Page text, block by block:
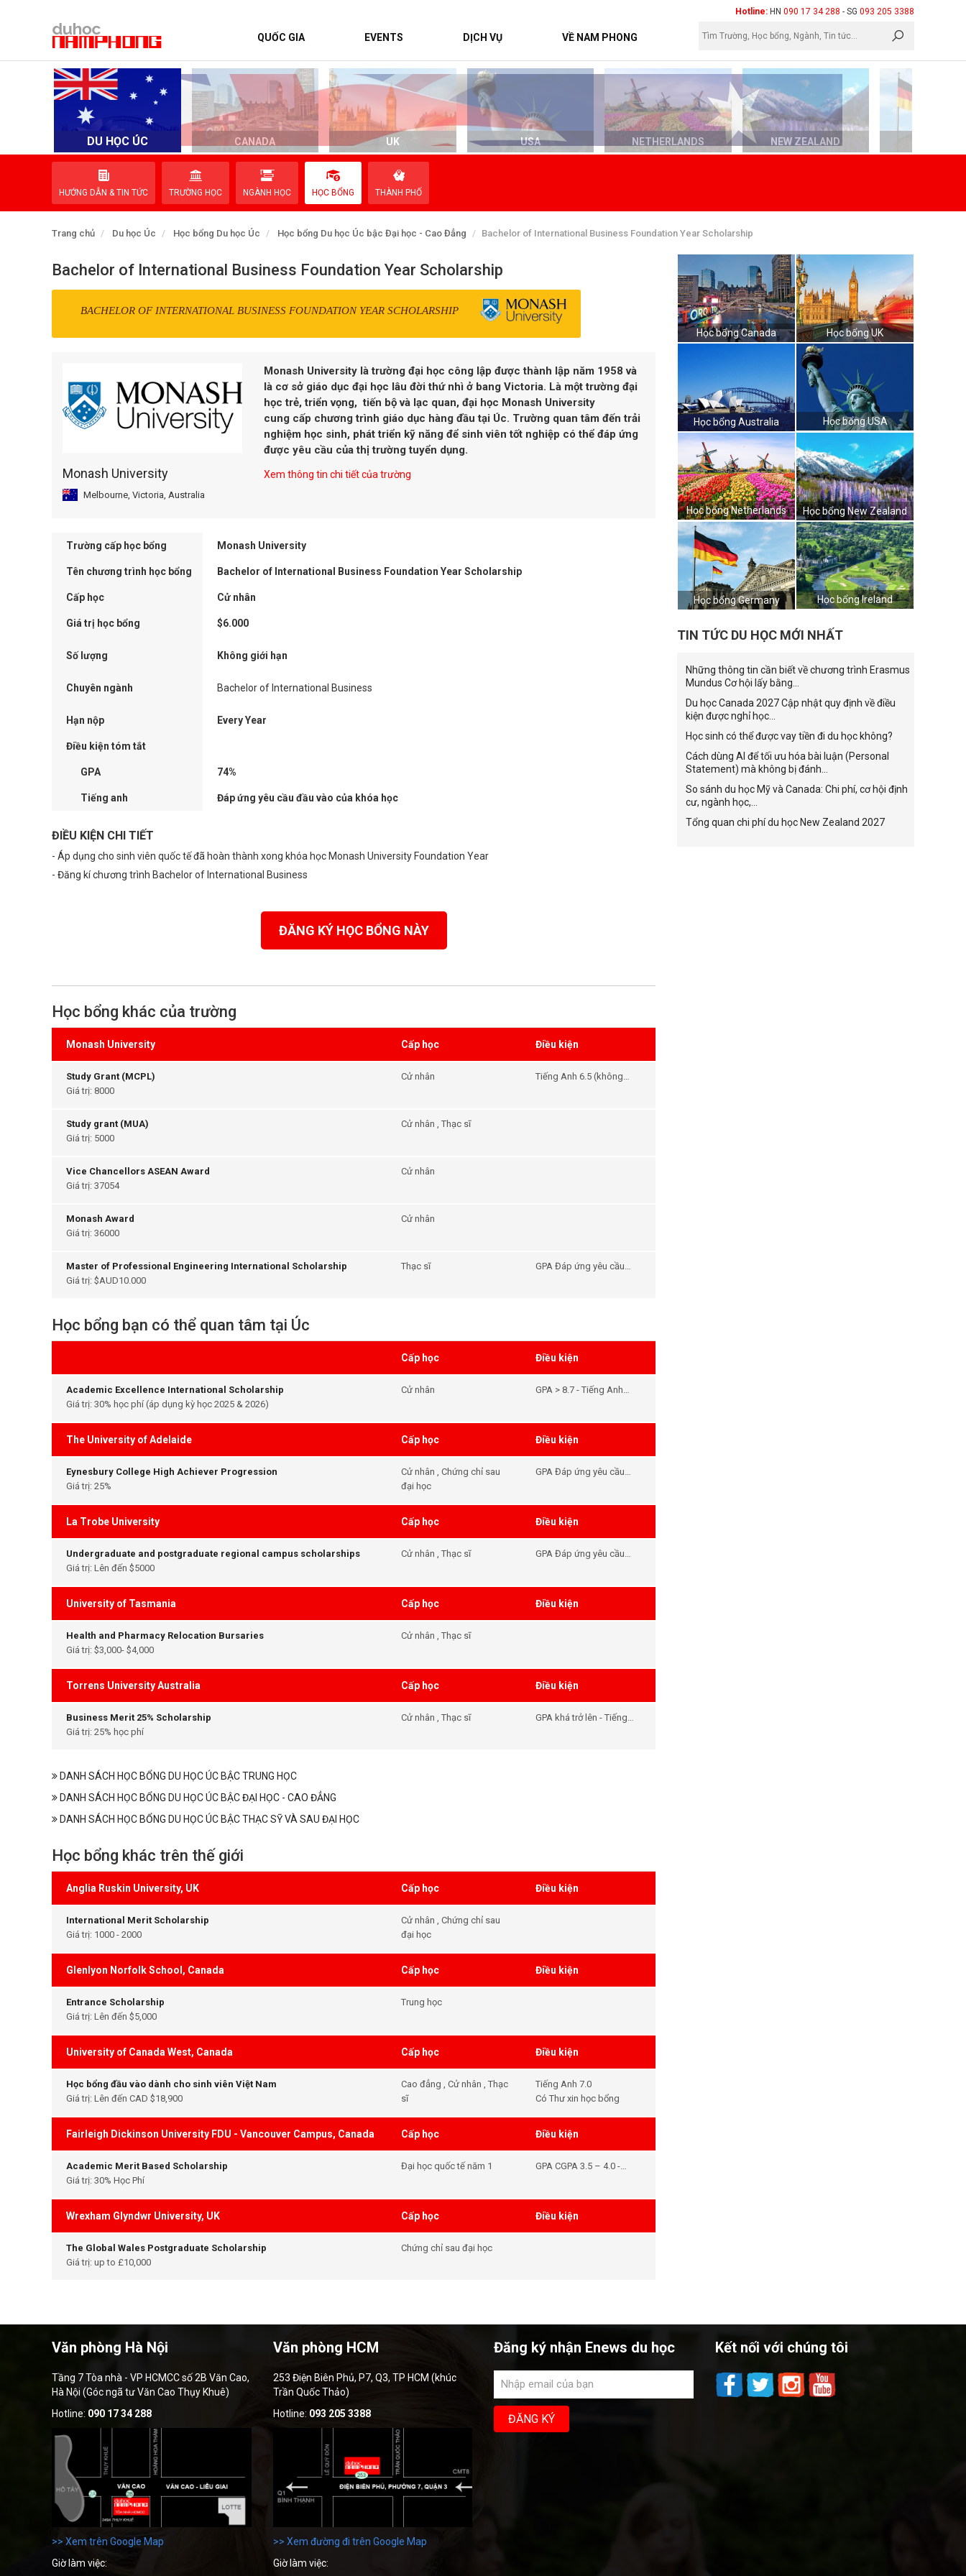
Hotline: HN 090 17 34 288 - SG 093 205 3388
QUỐC GIA EVENTS DỊCH VỤ VỀ NAM PHONG
DU HỌC ÚC CANADA UK USA NETHERLANDS NEW ZEALAND
HƯỚNG DẪN & TIN TỨC TRƯỜNG HỌC NGÀNH HỌC HỌC BỔNG THÀNH PHỐ
Trang chủ Du học Úc Học bổng Du học Úc Học bổng Du học Úc bậc Đại học - Cao Đẳng Bachelor of International Business Foundation Year Scholarship
Bachelor of International Business Foundation Year Scholarship
BACHELOR OF INTERNATIONAL BUSINESS FOUNDATION YEAR SCHOLARSHIP
Monash University
Melbourne, Victoria, Australia
Monash University là trường đại học công lập được thành lập năm 1958 và
là cơ sở giáo dục đại học lâu đời thứ nhì ở bang Victoria. Là một trường đại
học trẻ, triển vọng, tiến bộ và lạc quan, đại học Monash University
cung cấp chương trình giáo dục hàng đầu tại Úc. Trường quan tâm đến trải
nghiệm học sinh, phát triển kỹ năng để sinh viên tốt nghiệp có thể đáp ứng
được yêu cầu của thị trường tuyển dụng.
Xem thông tin chi tiết của trường
Trường cấp học bổng Monash University
Tên chương trình học bổng Bachelor of International Business Foundation Year Scholarship
Cấp học Cử nhân
Giá trị học bổng $6.000
Số lượng Không giới hạn
Chuyên ngành Bachelor of International Business
Hạn nộp Every Year
Điều kiện tóm tắt
GPA 74%
Tiếng anh Đáp ứng yêu cầu đầu vào của khóa học
ĐIỀU KIỆN CHI TIẾT
- Áp dụng cho sinh viên quốc tế đã hoàn thành xong khóa học Monash University Foundation Year
- Đăng kí chương trình Bachelor of International Business
ĐĂNG KÝ HỌC BỔNG NÀY
Học bổng khác của trường
Monash University Cấp học Điều kiện
Study Grant (MCPL)
Giá trị: 8000
Cử nhân
Tiếng Anh 6.5 (không
Study grant (MUA)
Giá trị: 5000
Cử nhân , Thạc sĩ
Vice Chancellors ASEAN Award
Giá trị: 37054
Cử nhân
Monash Award
Giá trị: 36000
Cử nhân
Master of Professional Engineering International Scholarship
Giá trị: $AUD10.000
Thạc sĩ
GPA Đáp ứng yêu cầu
Học bổng bạn có thể quan tâm tại Úc
Cấp học Điều kiện
Academic Excellence International Scholarship
Giá trị: 30% học phí (áp dụng kỳ học 2025 & 2026)
Cử nhân
GPA > 8.7 - Tiếng Anh
The University of Adelaide Cấp học Điều kiện
Eynesbury College High Achiever Progression
Giá trị: 25%
Cử nhân , Chứng chỉ sau
đại học
GPA Đáp ứng yêu cầu
cầu đầu vào của khóa
học
La Trobe University Cấp học Điều kiện
Undergraduate and postgraduate regional campus scholarships
Giá trị: Lên đến $5000
Cử nhân , Thạc sĩ
GPA Đáp ứng yêu cầu
cầu đầu vào của khóa
học
University of Tasmania Cấp học Điều kiện
Health and Pharmacy Relocation Bursaries
Giá trị: $3,000- $4,000
Cử nhân , Thạc sĩ
Torrens University Australia Cấp học Điều kiện
Business Merit 25% Scholarship
Giá trị: 25% học phí
Cử nhân , Thạc sĩ
GPA khá trở lên - Tiếng
DANH SÁCH HỌC BỔNG DU HỌC ÚC BẬC TRUNG HỌC
DANH SÁCH HỌC BỔNG DU HỌC ÚC BẬC ĐẠI HỌC - CAO ĐẲNG
DANH SÁCH HỌC BỔNG DU HỌC ÚC BẬC THẠC SỸ VÀ SAU ĐẠI HỌC
Học bổng khác trên thế giới
Anglia Ruskin University, UK Cấp học Điều kiện
International Merit Scholarship
Giá trị: 1000 - 2000
Cử nhân , Chứng chỉ sau
đại học
Glenlyon Norfolk School, Canada Cấp học Điều kiện
Entrance Scholarship
Giá trị: Lên đến $5,000
Trung học
University of Canada West, Canada Cấp học Điều kiện
Học bổng đầu vào dành cho sinh viên Việt Nam
Giá trị: Lên đến CAD $18,900
Cao đẳng , Cử nhân , Thạc
sĩ
Tiếng Anh 7.0
Có Thư xin học bổng
Fairleigh Dickinson University FDU - Vancouver Campus, Canada Cấp học Điều kiện
Academic Merit Based Scholarship
Giá trị: 30% Học Phí
Đại học quốc tế năm 1
GPA CGPA 3.5 – 4.0 -
Wrexham Glyndwr University, UK Cấp học Điều kiện
The Global Wales Postgraduate Scholarship
Giá trị: up to £10,000
Chứng chỉ sau đại học
Học bổng Canada Học bổng UK
Học bổng Australia Học bổng USA
Học bổng Netherlands Học bổng New Zealand
Học bổng Germany Học bổng Ireland
TIN TỨC DU HỌC MỚI NHẤT
Những thông tin cần biết về chương trình Erasmus
Mundus Cơ hội lấy bằng...
Du học Canada 2027 Cập nhật quy định về điều
kiện được nghỉ học...
Học sinh có thể được vay tiền đi du học không?
Cách dùng AI để tối ưu hóa bài luận (Personal
Statement) mà không bị đánh...
So sánh du học Mỹ và Canada: Chi phí, cơ hội định
cư, ngành học,...
Tổng quan chi phí du học New Zealand 2027
Văn phòng Hà Nội
Tầng 7 Tòa nhà - VP HCMCC số 2B Văn Cao,
Hà Nội (Góc ngã tư Văn Cao Thụy Khuê)
Hotline: 090 17 34 288
>> Xem trên Google Map
Giờ làm việc:
Văn phòng HCM
253 Điện Biên Phủ, P7, Q3, TP HCM (khúc
Trần Quốc Thảo)
Hotline: 093 205 3388
>> Xem đường đi trên Google Map
Giờ làm việc:
Đăng ký nhận Enews du học Kết nối với chúng tôi
TRANG CHỦ
QUỐC GIA
EVENTS
LIÊN HỆ